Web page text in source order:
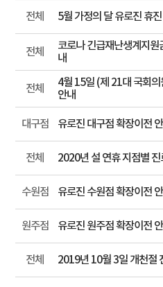
전체 5월 가정의 달 유로진 휴
전체
코로나 긴급재난생계지원
내
전체
4월 15일 (제 21대 국회
안내
대구점 유로진 대구점 확장이전
전체 2020년 설 연휴 지점별 진
수원점 유로진 수원점 확장이전
원주점 유로진 원주점 확장이전
전체 2019년 10월 3일 개천절